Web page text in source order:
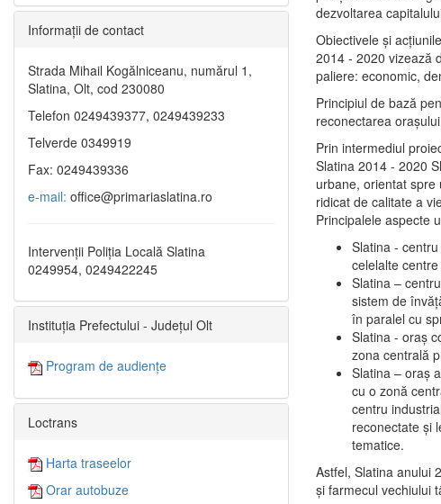
dezvoltarea
Obiectivele şi
2014 - 2020 vizează
paliere: economic,
Principiul de bază
reconectarea
Prin intermediul
Slatina 2014 - 2020
urbane, orientat
ridicat de calitate a
Principalele aspecte
Slatina -
celelalte
Slatina –
sistem de
în paralel cu
Slatina - oraş
zona centrală
Slatina – oraş
cu o zonă
centru
reconectate şi
tematice.
Astfel, Slatina anului
şi farmecul vechiului
Informaţii de contact
Strada Mihail Kogălniceanu, numărul 1,
Slatina, Olt, cod 230080
Telefon 0249439377, 0249439233
Telverde 0349919
Fax: 0249439336
e-mail: office@primariaslatina.ro
Intervenții Poliția Locală Slatina
0249954, 0249422245
Instituția Prefectului - Județul Olt
Program de audiențe
Loctrans
Harta traseelor
Orar autobuze